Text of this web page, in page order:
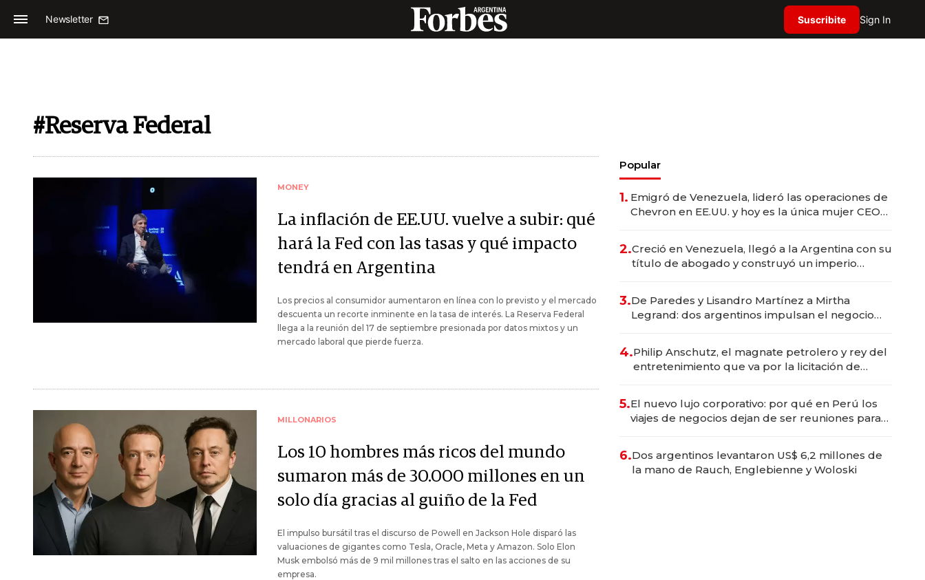
Newsletter Suscribite Sign In
#Reserva Federal
MONEY
La inflación de EE.UU. vuelve a subir: qué
hará la Fed con las tasas y qué impacto
tendrá en Argentina
Los precios al consumidor aumentaron en línea con lo previsto y el mercado
descuenta un recorte inminente en la tasa de interés. La Reserva Federal
llega a la reunión del 17 de septiembre presionada por datos mixtos y un
mercado laboral que pierde fuerza.
MILLONARIOS
Los 10 hombres más ricos del mundo
sumaron más de 30.000 millones en un
solo día gracias al guiño de la Fed
El impulso bursátil tras el discurso de Powell en Jackson Hole disparó las
valuaciones de gigantes como Tesla, Oracle, Meta y Amazon. Solo Elon
Musk embolsó más de 9 mil millones tras el salto en las acciones de su
empresa.
Popular
1. Emigró de Venezuela, lideró las operaciones de
Chevron en EE.UU. y hoy es la única mujer CEO
2.Creció en Venezuela, llegó a la Argentina con su
título de abogado y construyó un imperio
3.De Paredes y Lisandro Martínez a Mirtha
Legrand: dos argentinos impulsan el negocio
4.Philip Anschutz, el magnate petrolero y rey del
entretenimiento que va por la licitación de
5.El nuevo lujo corporativo: por qué en Perú los
viajes de negocios dejan de ser reuniones para
6.Dos argentinos levantaron US$ 6,2 millones de
la mano de Rauch, Englebienne y Woloski